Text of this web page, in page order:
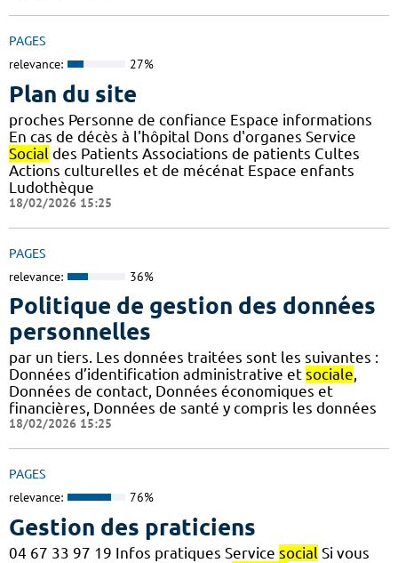
PAGES
relevance: 27%
Plan du site
proches Personne de confiance Espace informations
En cas de décès à l'hôpital Dons d'organes Service
Social des Patients Associations de patients Cultes
Actions culturelles et de mécénat Espace enfants
Ludothèque
18/02/2026 15:25
PAGES
relevance: 36%
Politique de gestion des données
personnelles
par un tiers. Les données traitées sont les suivantes :
Données d’identification administrative et sociale,
Données de contact, Données économiques et
financières, Données de santé y compris les données
18/02/2026 15:25
PAGES
relevance: 76%
Gestion des praticiens
04 67 33 97 19 Infos pratiques Service social Si vous